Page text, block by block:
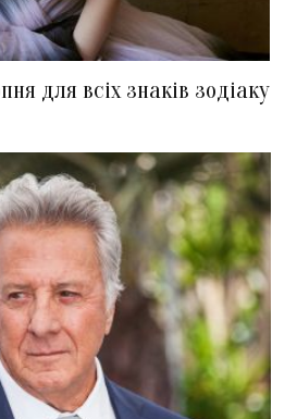
для всіх знаків зодіаку